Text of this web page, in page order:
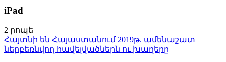
iPad
2 րոպե
Հայտնի են Հայաստանում 2019թ. ամենաշատ
ներբեռնվող հավելվածներն ու խաղերը